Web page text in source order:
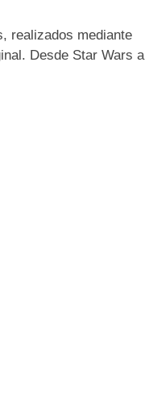
realizados mediante
Desde Star Wars a